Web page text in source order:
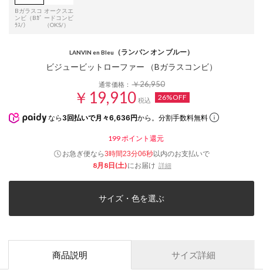
Bガラスコ
ンビ（Bｶﾞ
ﾗｽ/）
オークスエ
ードコンビ
（OKS/）
LANVIN en Bleu （ランバン オン ブルー）
ビジュービットローファー （Bガラスコンビ）
通常価格：￥26,950
￥19,910 税込 26%OFF
なら 3回払いで月々6,636円から。分割手数料無料
199 ポイント還元
お急ぎ便なら3時間23分06秒以内のお支払いで
8月8日(土)にお届け 詳細
サイズ・色を選ぶ
商品説明 サイズ詳細